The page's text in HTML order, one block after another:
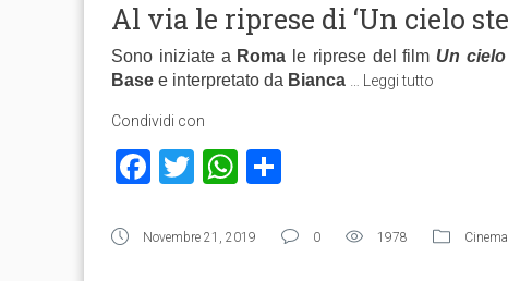
Al via le riprese di ‘Un cielo
Sono iniziate a Roma le riprese del film Un
Base e interpretato da Bianca Leggi tutto
Condividi con
Facebook
TwitterWhatsApp
Novembre 21, 2019 0 1978